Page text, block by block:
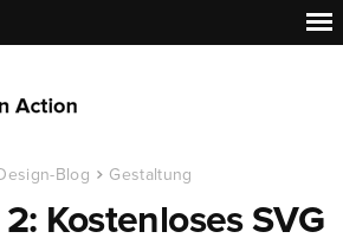
Blog Gestaltung
Kostenloses SVG